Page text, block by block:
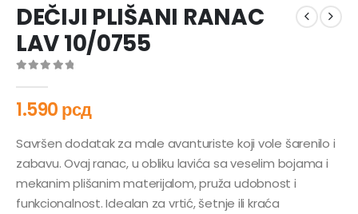
DEČIJI PLIŠANI RANAC
LAV 10/0755
1.590рсд
Savršen dodatak za male avanturiste koji vole šarenilo i
zabavu. Ovaj ranac, u obliku lavića sa veselim bojama i
mekanim plišanim materijalom, pruža udobnost i
funkcionalnost. Idealan za vrtić, šetnje ili kraća